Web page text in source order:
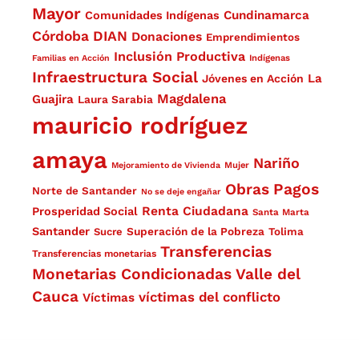
Mayor Comunidades Indígenas Cundinamarca
Córdoba DIAN Donaciones Emprendimientos
Familias en Acción Inclusión Productiva Indígenas
Infraestructura Social Jóvenes en Acción La
Guajira Laura Sarabia Magdalena
mauricio rodríguez
amaya Mejoramiento de Vivienda Mujer Nariño
Norte de Santander No se deje engañar Obras Pagos
Prosperidad Social Renta Ciudadana Santa Marta
Santander Sucre Superación de la Pobreza Tolima
Transferencias monetarias Transferencias
Monetarias Condicionadas Valle del
Cauca Víctimas víctimas del conflicto